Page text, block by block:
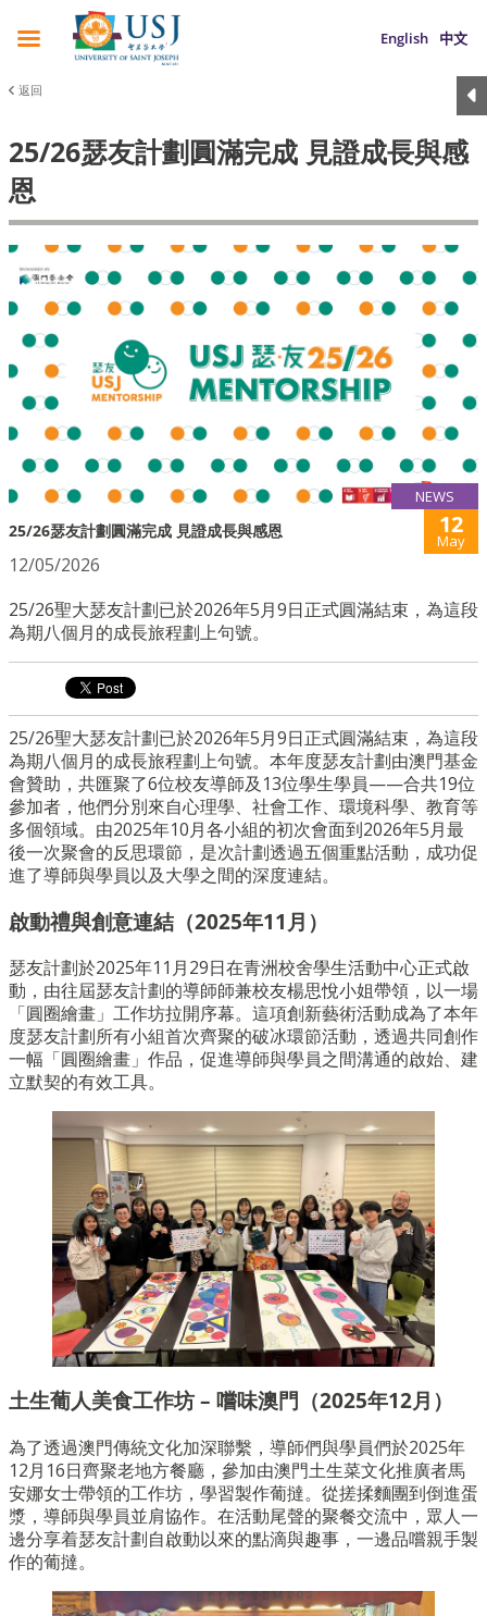
English 中文
返回
25/26瑟友計劃圓滿完成 見證成長與感
恩
NEWS
25/26瑟友計劃圓滿完成 見證成長與感恩 12
May
12/05/2026
25/26聖大瑟友計劃已於2026年5月9日正式圓滿結束，為這段
為期八個月的成長旅程劃上句號。
25/26聖大瑟友計劃已於2026年5月9日正式圓滿結束，為這段
為期八個月的成長旅程劃上句號。本年度瑟友計劃由澳門基金
會贊助，共匯聚了6位校友導師及13位學生學員——合共19位
參加者，他們分別來自心理學、社會工作、環境科學、教育等
多個領域。由2025年10月各小組的初次會面到2026年5月最
後一次聚會的反思環節，是次計劃透過五個重點活動，成功促
進了導師與學員以及大學之間的深度連結。
啟動禮與創意連結（2025年11月）
瑟友計劃於2025年11月29日在青洲校舍學生活動中心正式啟
動，由往屆瑟友計劃的導師師兼校友楊思悅小姐帶領，以一場
「圓圈繪畫」工作坊拉開序幕。這項創新藝術活動成為了本年
度瑟友計劃所有小組首次齊聚的破冰環節活動，透過共同創作
一幅「圓圈繪畫」作品，促進導師與學員之間溝通的啟始、建
立默契的有效工具。
土生葡人美食工作坊 – 嚐味澳門（2025年12月）
為了透過澳門傳統文化加深聯繫，導師們與學員們於2025年
12月16日齊聚老地方餐廳，參加由澳門土生菜文化推廣者馬
安娜女士帶領的工作坊，學習製作葡撻。從搓揉麵團到倒進蛋
漿，導師與學員並肩協作。在活動尾聲的聚餐交流中，眾人一
邊分享着瑟友計劃自啟動以來的點滴與趣事，一邊品嚐親手製
作的葡撻。